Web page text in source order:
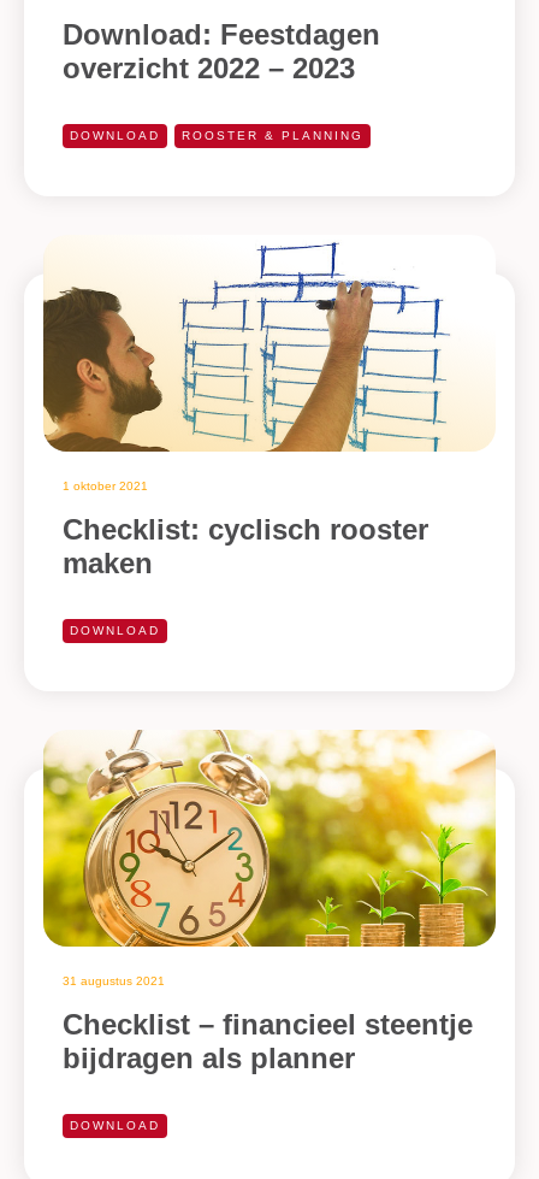
Download: Feestdagen
overzicht 2022 – 2023
DOWNLOAD ROOSTER & PLANNING
1 oktober 2021
Checklist: cyclisch rooster
maken
DOWNLOAD
31 augustus 2021
Checklist – financieel steentje
bijdragen als planner
DOWNLOAD